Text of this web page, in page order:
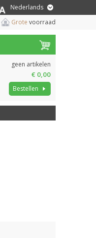
Nederlands
Grote voorraad
geen artikelen
€ 0,00
Bestellen